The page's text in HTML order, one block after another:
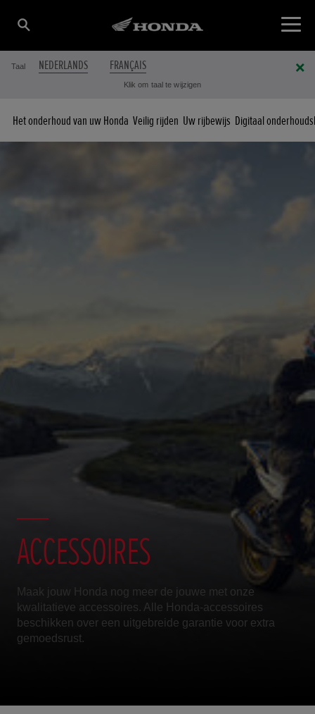
Taal NEDERLANDS FRANÇAIS
Klik om taal te wijzigen
Het onderhoud van uw Honda Veilig rijden Uw rijbewijs Digitaal
ACCESSOIRES
Maak jouw Honda nog meer de jouwe met onze
kwalitatieve accessoires. Alle Honda-accessoires
beschikken over een uitgebreide garantie voor extra
gemoedsrust.